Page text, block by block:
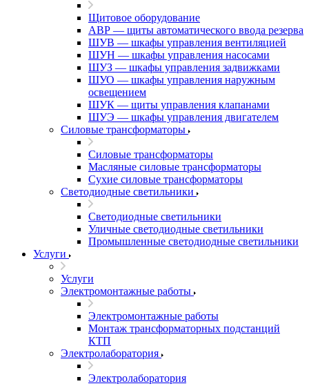
Щитовое оборудование
АВР — щиты автоматического ввода резерва
ШУВ — шкафы управления вентиляцией
ШУН — шкафы управления насосами
ШУЗ — шкафы управления задвижками
ШУО — шкафы управления наружным
освещением
ШУК — щиты управления клапанами
ШУЭ — шкафы управления двигателем
Силовые трансформаторы
Силовые трансформаторы
Масляные силовые трансформаторы
Сухие силовые трансформаторы
Светодиодные светильники
Светодиодные светильники
Уличные светодиодные светильники
Промышленные светодиодные светильники
Услуги
Услуги
Электромонтажные работы
Электромонтажные работы
Монтаж трансформаторных подстанций
КТП
Электролаборатория
Электролаборатория